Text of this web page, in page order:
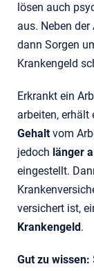
lösen auch
aus. Neben
dann Sorgen
Krankengeld
Erkrankt ein
arbeiten, erhält
Gehaltvom
jedoch länger
eingestellt.
versichert ist,
Krankengeld.
Gut zu wissen: